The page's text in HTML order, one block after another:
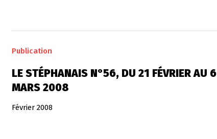
Publication
LE STÉPHANAIS N°56, DU 21 FÉVRIER AU 6
MARS 2008
Février 2008